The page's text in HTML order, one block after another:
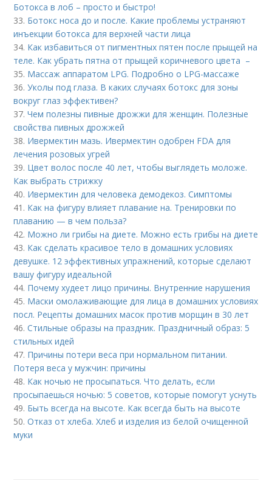
Ботокса в лоб – просто и быстро!
33. Ботокс носа до и после. Какие проблемы устраняют
инъекции ботокса для верхней части лица
34. Как избавиться от пигментных пятен после прыщей на
теле. Как убрать пятна от прыщей коричневого цвета –
35. Массаж аппаратом LPG. Подробно о LPG-массаже
36.Уколы под глаза. В каких случаях ботокс для зоны
вокруг глаз эффективен?
37.Чем полезны пивные дрожжи для женщин. Полезные
свойства пивных дрожжей
38. Ивермектин мазь. Ивермектин одобрен FDA для
лечения розовых угрей
39. Цвет волос после 40 лет, чтобы выглядеть моложе.
Как выбрать стрижку
40. Ивермектин для человека демодекоз. Симптомы
41. Как на фигуру влияет плавание на. Тренировки по
плаванию — в чем польза?
42. Можно ли грибы на диете. Можно есть грибы на диете
43. Как сделать красивое тело в домашних условиях
девушке. 12 эффективных упражнений, которые сделают
вашу фигуру идеальной
44. Почему худеет лицо причины. Внутренние нарушения
45. Маски омолаживающие для лица в домашних условиях
посл. Рецепты домашних масок против морщин в 30 лет
46.Стильные образы на праздник. Праздничный образ: 5
стильных идей
47. Причины потери веса при нормальном питании.
Потеря веса у мужчин: причины
48. Как ночью не просыпаться. Что делать, если
просыпаешься ночью: 5 советов, которые помогут уснуть
49. Быть всегда на высоте. Как всегда быть на высоте
50.Отказ от хлеба. Хлеб и изделия из белой очищенной
муки